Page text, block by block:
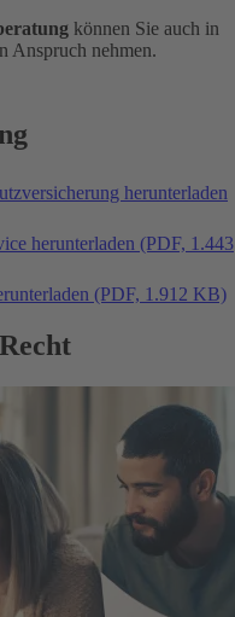
können Sie auch in
Anspruch nehmen.
herunterladen
herunterladen (PDF, 1.443
(PDF, 1.912 KB)